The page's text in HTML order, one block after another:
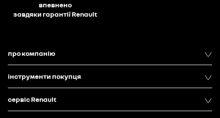
впевнено
завдяки гарантії Renault
про компанію
інструменти покупця
сервіс Renault